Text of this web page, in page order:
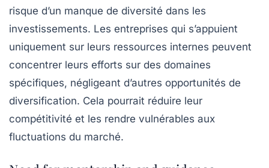
risque d’un manque de diversité dans les
investissements. Les entreprises qui s’appuient
uniquement sur leurs ressources internes peuvent
concentrer leurs efforts sur des domaines
spécifiques, négligeant d’autres opportunités de
diversification. Cela pourrait réduire leur
compétitivité et les rendre vulnérables aux
fluctuations du marché.